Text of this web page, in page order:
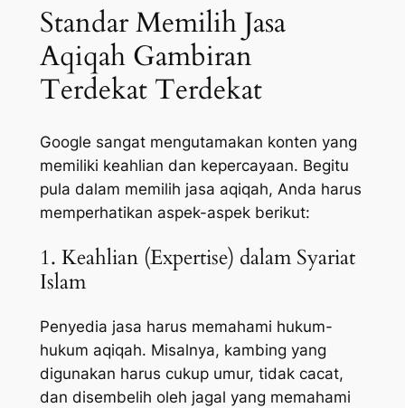
Standar Memilih Jasa
Aqiqah Gambiran
Terdekat Terdekat
Google sangat mengutamakan konten yang
memiliki keahlian dan kepercayaan. Begitu
pula dalam memilih jasa aqiqah, Anda harus
memperhatikan aspek-aspek berikut:
1. Keahlian (Expertise) dalam Syariat
Islam
Penyedia jasa harus memahami hukum-
hukum aqiqah. Misalnya, kambing yang
digunakan harus cukup umur, tidak cacat,
dan disembelih oleh jagal yang memahami